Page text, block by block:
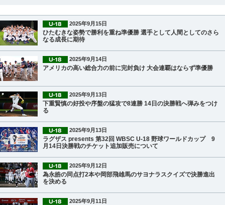
2025年9月15日
ひたむきな姿勢で勝利を重ね準優勝 選手として人間としてのさら
なる成長に期待
2025年9月14日
アメリカの高い総合力の前に完封負け 大会連覇はならず準優勝
2025年9月13日
下重賢慎の好投や序盤の猛攻で8連勝 14日の決勝戦へ弾みをつけ
る
2025年9月13日
ラグザス presents 第32回 WBSC U-18 野球ワールドカップ 9
月14日決勝戦のチケット追加販売について
2025年9月12日
為永皓の同点打2本や岡部飛雄馬のサヨナラスクイズで決勝進出
を決める
2025年9月11日